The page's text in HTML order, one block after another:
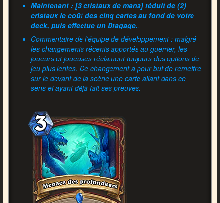
Maintenant : [3 cristaux de mana] réduit de (2)
cristaux le coût des cinq cartes au fond de votre
deck, puis effectue un Dragage..
Commentaire de l’équipe de développement : malgré
les changements récents apportés au guerrier, les
joueurs et joueuses réclament toujours des options de
jeu plus lentes. Ce changement a pour but de remettre
sur le devant de la scène une carte allant dans ce
sens et ayant déjà fait ses preuves.